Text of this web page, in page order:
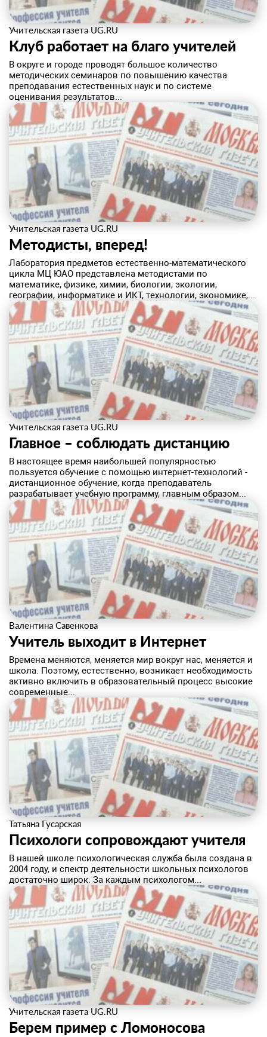
Учительская газета UG.RU
Клуб работает на благо учителей
В округе и городе проводят большое количество
методических семинаров по повышению качества
преподавания естественных наук и по системе
оценивания результатов...
Учительская газета UG.RU
Методисты, вперед!
​Лаборатория предметов естественно-математического
цикла МЦ ЮАО представлена методистами по
математике, физике, химии, биологии, экологии,
географии, информатике и ИКТ, технологии, экономике,...
Учительская газета UG.RU
​Главное – соблюдать дистанцию
В настоящее время наибольшей популярностью
пользуется обучение с помощью интернет-технологий -
дистанционное обучение, когда преподаватель
разрабатывает учебную программу, главным образом...
Валентина Савенкова
Учитель выходит в Интернет
​Времена меняются, меняется мир вокруг нас, меняется и
школа. Поэтому, естественно, возникает необходимость
активно включить в образовательный процесс высокие
современные...
Татьяна Гусарская
Психологи сопровождают учителя
В нашей школе психологическая служба была создана в
2004 году, и спектр деятельности школьных психологов
достаточно широк. За каждым психологом...
Учительская газета UG.RU
Берем пример с Ломоносова